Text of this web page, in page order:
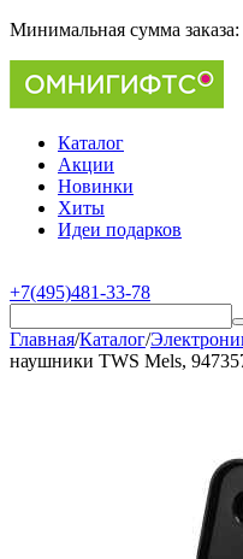
Минимальная сумма заказа:
Каталог
Акции
Новинки
Хиты
Идеи подарков
+7(495)481-33-78
Главная/Каталог/
наушники TWS Mels,